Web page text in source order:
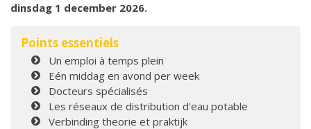
dinsdag 1 december 2026.
Points essentiels
Un emploi à temps plein
Eén middag en avond per week
Docteurs spécialisés
Les réseaux de distribution d'eau potable
Verbinding theorie et praktijk